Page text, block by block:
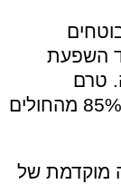
מיליון מבוטחים
השפעת
טרם
התחסנו כ-60% מבני 65 ומעלה, כ-85% מהחולים
מוקדמת של